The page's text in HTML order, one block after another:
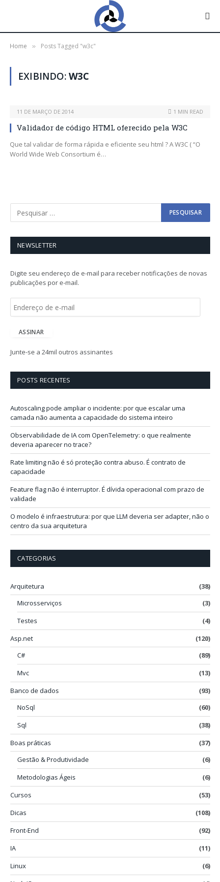
Home » Posts Tagged "w3c"
EXIBINDO:W3C
11 DE MARÇO DE 2014 1 MIN READ
Validador de código HTML oferecido pela W3C
Que tal validar de forma rápida e eficiente seu html ? A W3C ( “O
World Wide Web Consortium é…
NEWSLETTER
Digite seu endereço de e-mail para receber notificações de novas
publicações por e-mail.
e
ç
i
l
ASSINAR
Junte-se a 24mil outros assinantes
POSTS RECENTES
Autoscaling pode ampliar o incidente: por que escalar uma
camada não aumenta a capacidade do sistema inteiro
Observabilidade de IA com OpenTelemetry: o que realmente
deveria aparecer no trace?
Rate limiting não é só proteção contra abuso. É contrato de
capacidade
Feature flag não é interruptor. É dívida operacional com prazo de
validade
O modelo é infraestrutura: por que LLM deveria ser adapter, não o
centro da sua arquitetura
CATEGORIAS
Arquitetura
(38)
Microsserviços
(3)
Testes
(4)
Asp.net
(120)
C#
(89)
Mvc
(13)
Banco de dados
(93)
NoSql
(60)
Sql
(38)
Boas práticas
(37)
Gestão & Produtividade
(6)
Metodologias Ágeis
(6)
Cursos
(53)
Dicas
(108)
Front-End
(92)
IA
(11)
Linux
(6)